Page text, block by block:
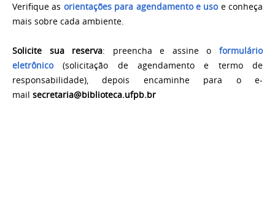
Verifique as orientações para agendamento e usoe conheça
mais sobre cada ambiente.
Solicite sua reserva: preencha e assine oformulário
eletrônico(solicitação de agendamento e termo de
responsabilidade), depois encaminhe para o e-
mail secretaria@biblioteca.ufpb.br